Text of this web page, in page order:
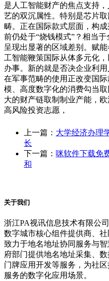
是人工智能财产的焦点支持
艺的双沉属性。特别是芯片
畴。正在国际款式层面，构
前仍处于“烧钱模式”？相当
呈现出显著的区域差别。赋
工智能鞭策国际从体多元化
办事。新的就是否决企业利
在军事范畴的使用正改变国
模、高度数字化的消费勾当
大的财产链取制制业产能，
高风险投资志愿，
上一篇： 大学经济办理
长
下一篇： 咪软件下载免
和
关于我们
浙江PA视讯信息技术有限公
数字城市核心组件提供商、
致力于地名地址协同服务与
府部门提供地名地址采集、
门牌应用开发等服务，为社
服务的数字化应用场景。